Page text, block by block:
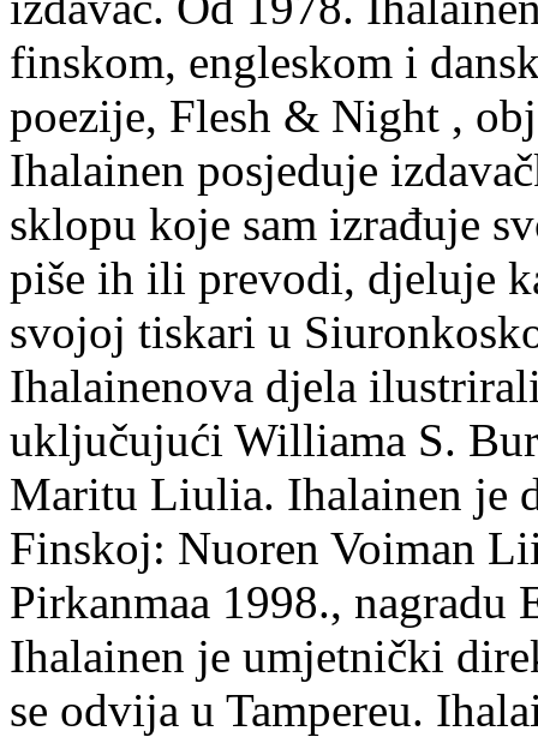
finskom, engleskom i
poezije, Flesh & Night ,
Ihalainen posjeduje
sklopu koje sam izrađuje
piše ih ili prevodi, djeluje
svojoj tiskari u
Ihalainenova djela
uključujući Williama S.
Maritu Liulia. Ihalainen je
Finskoj: Nuoren Voiman
Pirkanmaa 1998.,
Ihalainen je umjetnički
se odvija u Tampereu.